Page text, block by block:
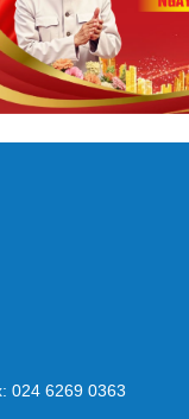
024 6269 0363